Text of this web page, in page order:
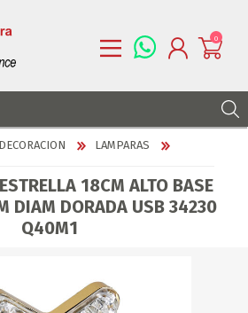
0
DECORACION LAMPARAS
18CM ALTO BASE
DIAM DORADA USB 34230
Q40M1